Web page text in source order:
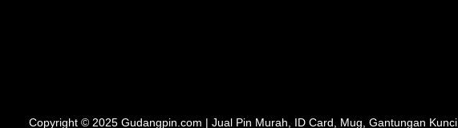
Copyright © 2025 Gudangpin.com | Jual Pin Murah, ID Card, Mug, Gantungan Kunci